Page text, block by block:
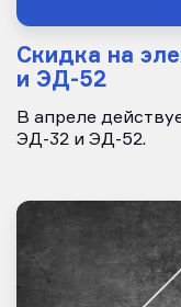
Скидка на
и ЭД-52
В апреле
ЭД-32 и ЭД-52.